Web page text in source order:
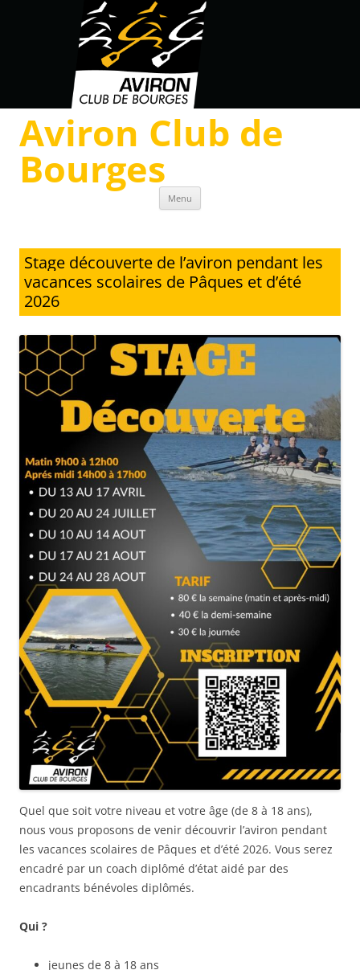
Aviron Club de
Bourges
Menu
Stage découverte de l’aviron pendant les
vacances scolaires de Pâques et d’été
2026
Quel que soit votre niveau et votre âge (de 8 à 18 ans),
nous vous proposons de venir découvrir l’aviron pendant
les vacances scolaires de Pâques et d’été 2026. Vous serez
encadré par un coach diplômé d’état aidé par des
encadrants bénévoles diplômés.
Qui ?
jeunes de 8 à 18 ans